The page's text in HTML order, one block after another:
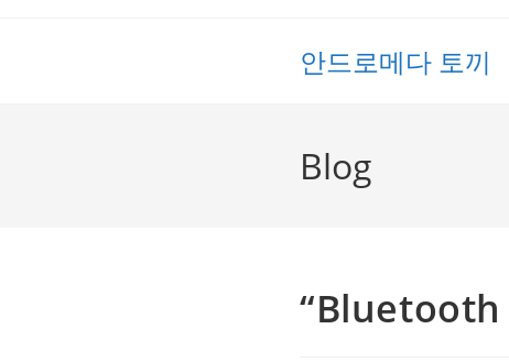
안드로메다 토끼
Blog
“Bluetooth